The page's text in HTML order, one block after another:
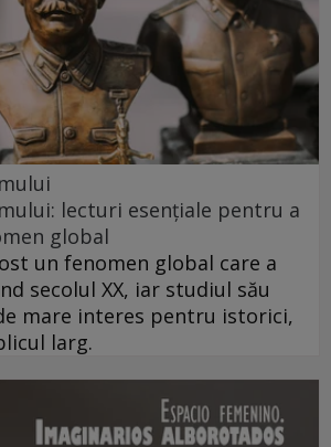
lecturi esențiale pentru a
global
un fenomen global care a
secolul XX, iar studiul său
mare interes pentru istorici,
larg.